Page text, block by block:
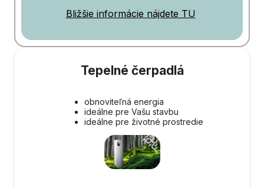
Bližšie informácie nájdete TU
Tepelné čerpadlá
obnoviteľná energia
ideálne pre Vašu stavbu
ideálne pre životné prostredie